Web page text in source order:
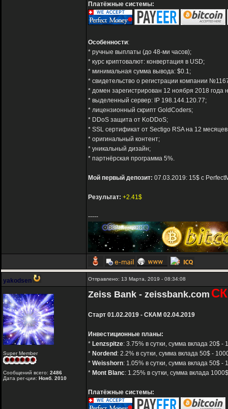
Платёжные системы:
Особенности:
* ручные выплаты (до 48-ми часов);
* курс криптовалют: конвертация в USD;
* минимальная сумма вывода: $0.1;
* свидетельство о регистрации компании
* домен зарегистрирован 12 ноября 2018 года
* выделенный сервер: IP 198.144.120.77;
* лицензионный скрипт GoldCoders;
* DDoS защита от KoDDoS;
* SSL сертификат от Sectigo RSA на 12
* оригинальный контент;
* уникальный дизайн;
* партнёрская программа 5%.
Мой первый депозит: 07.03.2019: 15$ с
Результат: +2.41$
-----
yakodsen Отправлено: 13 Марта, 2019 - 08:34:08
Super Member
Сообщений всего: 2486
Дата рег-ции: Нояб. 2010
Zeiss Bank - zeissbank.com
Старт 01.02.2019 - СКАМ 02.04.2019
Инвестиционные планы:
* Lenzspitze: 3.75% в сутки, сумма вклада 20$
* Nordend : 2.2% в сутки, сумма вклада 50$ -
* Weisshorn: 1.05% в сутки, сумма вклада 50$
* Mont Blanc: 1.25% в сутки, сумма вклада
Платёжные системы: